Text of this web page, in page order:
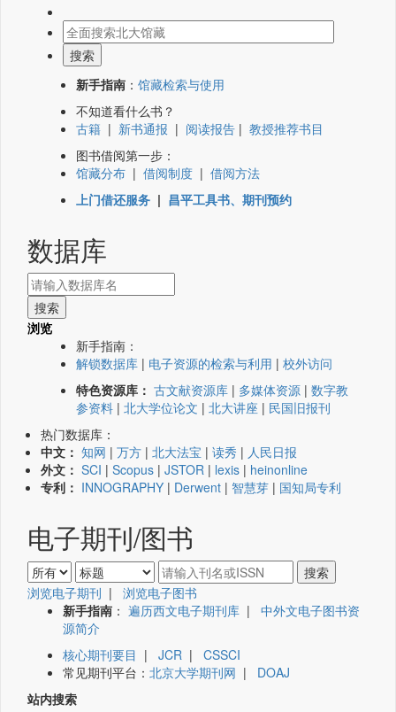
新手指南 ： 馆藏检索与使用
不知道看什么书？
古籍 | 新书通报 | 阅读报告 | 教授推荐书目
图书借阅第一步：
馆藏分布 | 借阅制度 | 借阅方法
上门借还服务 | 昌平工具书、期刊预约
数据库
浏览
新手指南：
解锁数据库 | 电子资源的检索与利用 | 校外访问
特色资源库： 古文献资源库 | 多媒体资源 | 数字教
参资料 | 北大学位论文 | 北大讲座 | 民国旧报刊
热门数据库：
中文： 知网 | 万方 | 北大法宝 | 读秀 | 人民日报
外文： SCI | Scopus | JSTOR | lexis | heinonline
专利： INNOGRAPHY | Derwent | 智慧芽 | 国知局专利
电子期刊/图书
浏览电子期刊 | 浏览电子图书
新手指南 ： 遍历西文电子期刊库 | 中外文电子图书资
源简介
核心期刊要目 | JCR | CSSCI
常见期刊平台： 北京大学期刊网 | DOAJ
站内搜索